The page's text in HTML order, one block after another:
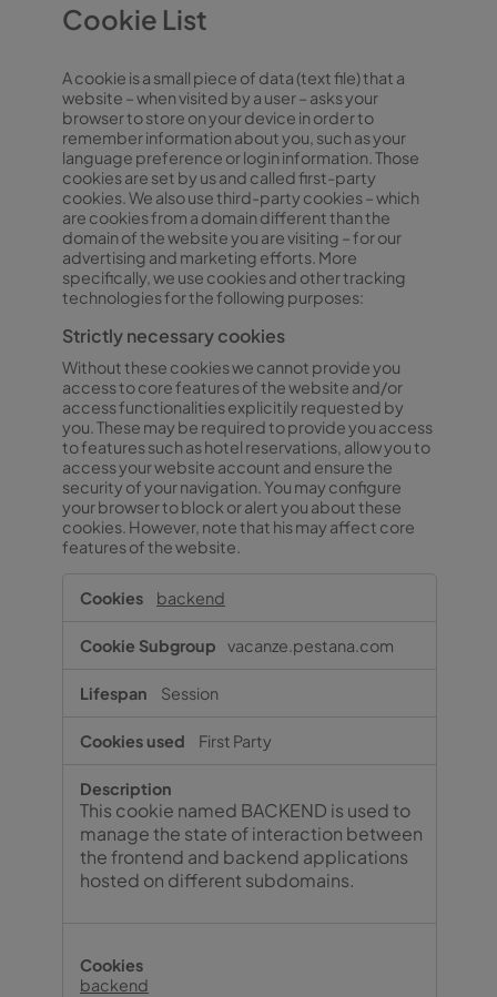
Cookie List
A cookie is a small piece of data (text file) that a
website – when visited by a user – asks your
browser to store on your device in order to
remember information about you, such as your
language preference or login information. Those
cookies are set by us and called first-party
cookies. We also use third-party cookies – which
are cookies from a domain different than the
domain of the website you are visiting – for our
advertising and marketing efforts. More
specifically, we use cookies and other tracking
technologies for the following purposes:
Strictly necessary cookies
Without these cookies we cannot provide you
access to core features of the website and/or
access functionalities explicitily requested by
you. These may be required to provide you access
to features such as hotel reservations, allow you to
access your website account and ensure the
security of your navigation. You may configure
your browser to block or alert you about these
cookies. However, note that his may affect core
features of the website.
necessary
backend
vacanze.pestana.com
Session
First Party
This cookie named BACKEND is used to
manage the state of interaction between
the frontend and backend applications
hosted on different subdomains.
backend